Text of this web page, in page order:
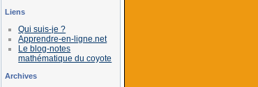
Liens
Qui suis-je ?
Apprendre-en-ligne.net
Le blog-notes
mathématique du coyote
Archives